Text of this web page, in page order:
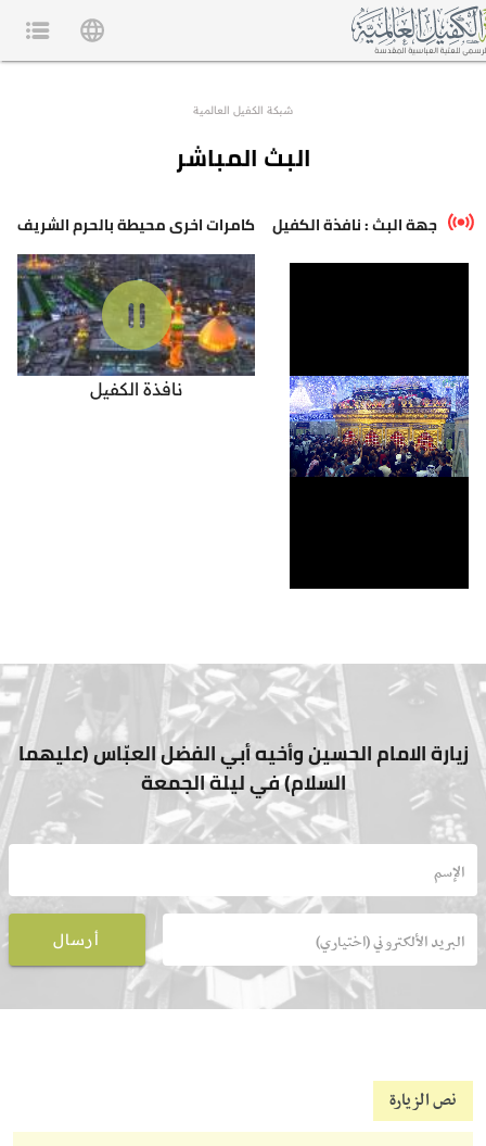
شبكة الكفيل العالمية
البث المباشر
جهة البث : نافذة الكفيل كامرات اخرى محيطة بالحرم الشريف
نافذة الكفيل
زيارة الامام الحسين وأخيه أبي الفضل العبّاس (عليهما
السلام) في ليلة الجمعة
أرسال
نص الزيارة